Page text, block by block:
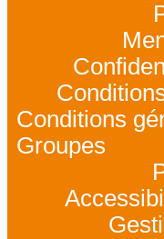
Conditions
Groupes